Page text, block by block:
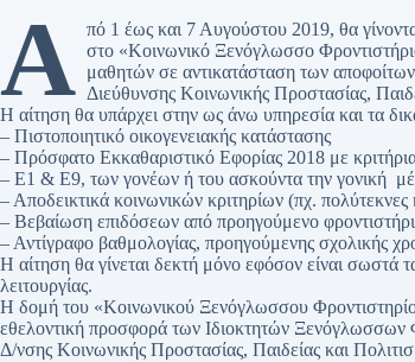
Α πό 1 έως και 7 Αυγούστου 2019, θα
στο «Κοινωνικό Ξενόγλωσσο
μαθητών σε αντικατάσταση των
Διεύθυνσης Κοινωνικής Προστασίας,
Η αίτηση θα υπάρχει στην ως άνω υπηρεσία και τα
– Πιστοποιητικό οικογενειακής κατάστασης
– Πρόσφατο Εκκαθαριστικό Εφορίας 2018 με
– Ε1 & Ε9, των γονέων ή του ασκούντα την γονική
– Αποδεικτικά κοινωνικών κριτηρίων (πχ. πολύτεκνες
– Βεβαίωση επιδόσεων από προηγούμενο
– Αντίγραφο βαθμολογίας, προηγούμενης σχολικής
Η αίτηση θα γίνεται δεκτή μόνο εφόσον είναι σωστά
λειτουργίας.
Η δομή του «Κοινωνικού Ξενόγλωσσου
εθελοντική προσφορά των Ιδιοκτητών Ξενόγλωσσων
Δ/νσης Κοινωνικής Προστασίας, Παιδείας και